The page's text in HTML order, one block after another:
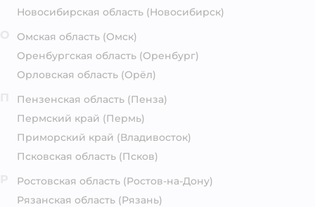
Новосибирская область (Новосибирск)
Омская область (Омск)
Оренбургская область (Оренбург)
Орловская область (Орёл)
Пензенская область (Пенза)
Пермский край (Пермь)
Приморский край (Владивосток)
Псковская область (Псков)
Ростовская область (Ростов-на-Дону)
Рязанская область (Рязань)